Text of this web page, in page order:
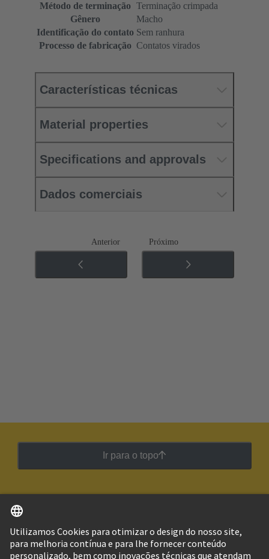
Método de terminação Terminação crimpada
Gênero
Macho
Identificação do contato Sem ranhura
Processo de fabricação Contatos virados
Características técnicas
Material properties
Specifications and approvals
Dados comerciais
Anterior Próximo
Ir para o topo
Brasil Português